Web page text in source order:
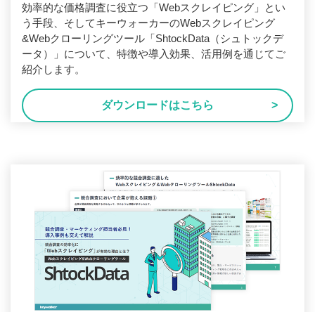
効率的な価格調査に役立つ「Webスクレイピング」とい
う手段、そしてキーウォーカーのWebスクレイピング
&Webクローリングツール「ShtockData（シュトックデ
ータ）」について、特徴や導入効果、活用例を通じてご
紹介します。
ダウンロードはこちら